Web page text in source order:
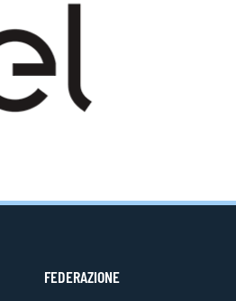
FEDERAZIONE